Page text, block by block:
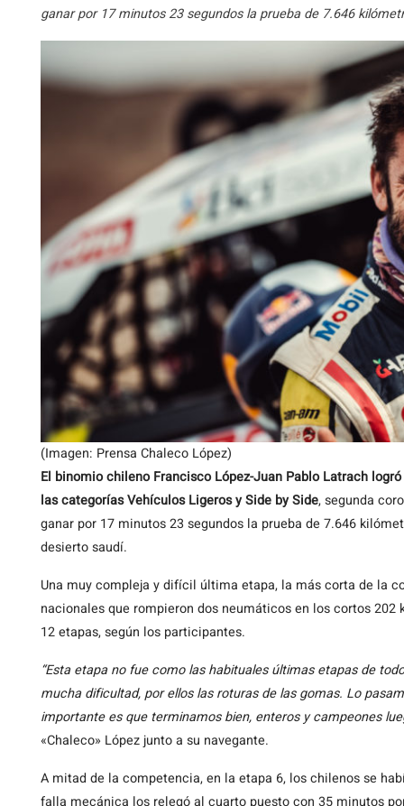
ganar por 17 minutos 23 segundos la prueba de 7.646
(Imagen: Prensa Chaleco López)
El binomio chileno Francisco López-Juan Pablo Latrach
las categorías Vehículos Ligeros y Side by Side, segunda
ganar por 17 minutos 23 segundos la prueba de 7.646
desierto saudí.
Una muy compleja y difícil última etapa, la más corta de la
nacionales que rompieron dos neumáticos en los cortos
12 etapas, según los participantes.
“Esta etapa no fue como las habituales últimas etapas de
mucha dificultad, por ellos las roturas de las gomas. Lo
importante es que terminamos bien, enteros y campeones
«Chaleco» López junto a su navegante.
A mitad de la competencia, en la etapa 6, los chilenos se
falla mecánica los relegó al cuarto puesto con 35 minutos